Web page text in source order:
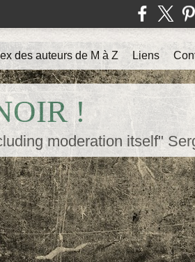
!
moderation itself"
des auteurs de M à Z Liens